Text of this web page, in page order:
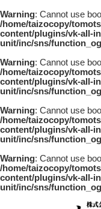
Warning: Cannot use
/home/taizocopy/
content/plugins/vk-all-
unit/inc/sns/
Warning: Cannot use
/home/taizocopy/
content/plugins/vk-all-
unit/inc/sns/
Warning: Cannot use
/home/taizocopy/
content/plugins/vk-all-
unit/inc/sns/
Warning: Cannot use
/home/taizocopy/
content/plugins/vk-all-
unit/inc/sns/